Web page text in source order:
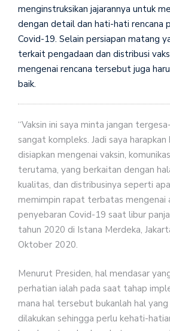
menginstruksikan jajarannya untuk
dengan detail dan hati-hati rencana
Covid-19. Selain persiapan matang
terkait pengadaan dan distribusi
mengenai rencana tersebut juga
baik.
“Vaksin ini saya minta jangan
sangat kompleks. Jadi saya
disiapkan mengenai vaksin,
terutama, yang berkaitan dengan
kualitas, dan distribusinya seperti
memimpin rapat terbatas mengenai
penyebaran Covid-19 saat libur
tahun 2020 di Istana Merdeka,
Oktober 2020.
Menurut Presiden, hal mendasar
perhatian ialah pada saat tahap
mana hal tersebut bukanlah hal
dilakukan sehingga perlu kehati-